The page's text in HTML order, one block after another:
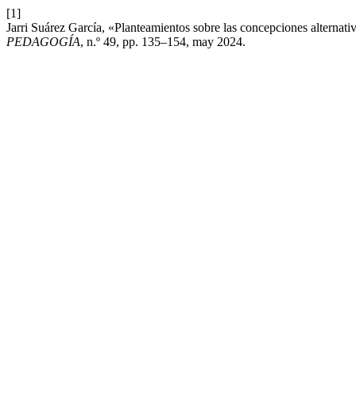
[1]
Jarri Suárez García, «Planteamientos sobre las concepciones
PEDAGOGÍA, n.º 49, pp. 135–154, may 2024.